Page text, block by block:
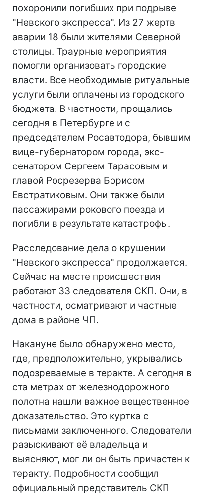
похоронили погибших при подрыве
"Невского экспресса". Из 27 жертв
аварии 18 были жителями Северной
столицы. Траурные мероприятия
помогли организовать городские
власти. Все необходимые ритуальные
услуги были оплачены из городского
бюджета. В частности, прощались
сегодня в Петербурге и с
председателем Росавтодора, бывшим
вице-губернатором города, экс-
сенатором Сергеем Тарасовым и
главой Росрезерва Борисом
Евстратиковым. Они также были
пассажирами рокового поезда и
погибли в результате катастрофы.
Расследование дела о крушении
"Невского экспресса" продолжается.
Сейчас на месте происшествия
работают 33 следователя СКП. Они, в
частности, осматривают и частные
дома в районе ЧП.
Накануне было обнаружено место,
где, предположительно, укрывались
подозреваемые в теракте. А сегодня в
ста метрах от железнодорожного
полотна нашли важное вещественное
доказательство. Это куртка с
письмами заключенного. Следователи
разыскивают её владельца и
выясняют, мог ли он быть причастен к
теракту. Подробности сообщил
официальный представитель СКП